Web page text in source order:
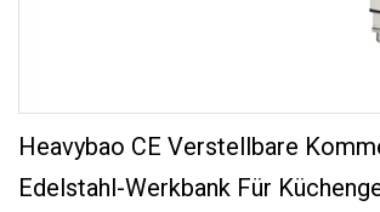
Heavybao CE Verstellbare
Edelstahl-Werkbank Für